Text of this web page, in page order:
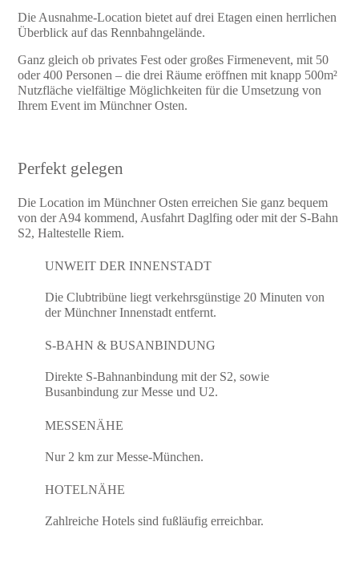
Die Ausnahme-Location bietet auf drei Etagen einen herrlichen
Überblick auf das Rennbahngelände.
Ganz gleich ob privates Fest oder großes Firmenevent, mit 50
oder 400 Personen – die drei Räume eröffnen mit knapp 500m²
Nutzfläche vielfältige Möglichkeiten für die Umsetzung von
Ihrem Event im Münchner Osten.
Perfekt gelegen
Die Location im Münchner Osten erreichen Sie ganz bequem
von der A94 kommend, Ausfahrt Daglfing oder mit der S-Bahn
S2, Haltestelle Riem.
UNWEIT DER INNENSTADT
Die Clubtribüne liegt verkehrsgünstige 20 Minuten von
der Münchner Innenstadt entfernt.
S-BAHN & BUSANBINDUNG
Direkte S-Bahnanbindung mit der S2, sowie
Busanbindung zur Messe und U2.
MESSENÄHE
Nur 2 km zur Messe-München.
HOTELNÄHE
Zahlreiche Hotels sind fußläufig erreichbar.